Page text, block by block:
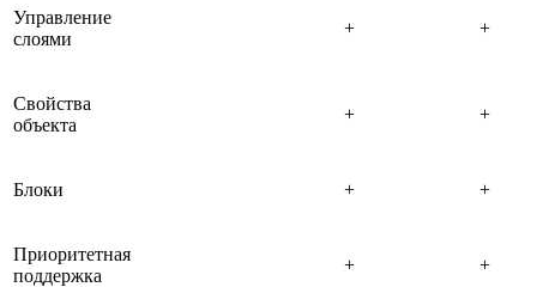
Управление
слоями
+ +
Свойства
объекта
+ +
Блоки + +
Приоритетная
поддержка
+ +